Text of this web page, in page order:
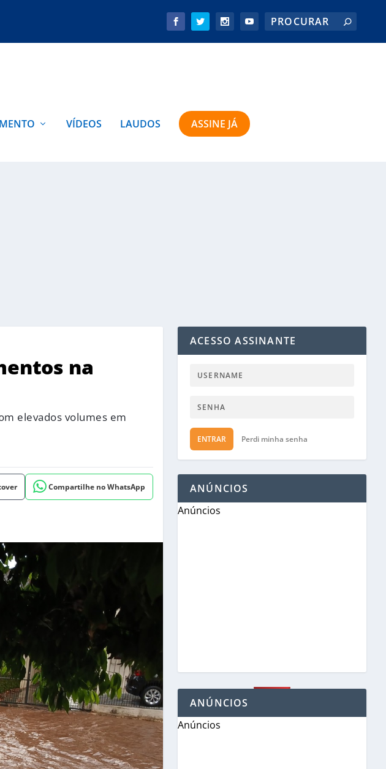
VÍDEOS LAUDOS ASSINE JÁ
na
elevados volumes em
Compartilhe no WhatsApp
ACESSO ASSINANTE
ENTRAR Perdi minha senha
ANÚNCIOS
Anúncios
ANÚNCIOS
Anúncios